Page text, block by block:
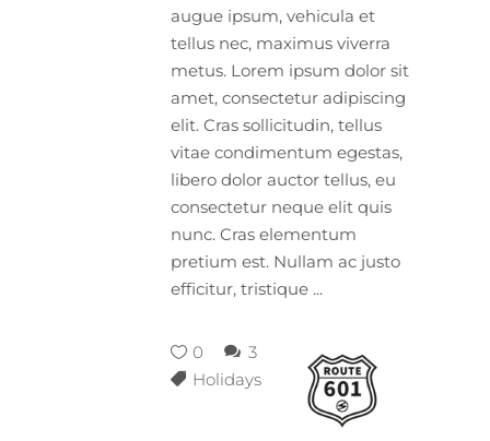
augue ipsum, vehicula et
tellus nec, maximus viverra
metus. Lorem ipsum dolor sit
amet, consectetur adipiscing
elit. Cras sollicitudin, tellus
vitae condimentum egestas,
libero dolor auctor tellus, eu
consectetur neque elit quis
nunc. Cras elementum
pretium est. Nullam ac justo
efficitur, tristique
0
3
Holidays